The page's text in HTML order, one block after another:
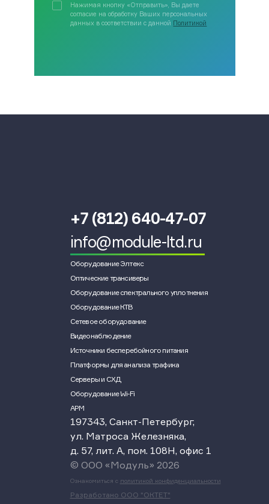
Нажимая кнопку «Отправить», Вы даете
согласие на обработку Ваших персональных
данных в соответствии с данной Политикой
+7 (812) 640-47-07
info@module-ltd.ru
Оборудование Элтекс
Оптические трансиверы
Оборудование спектрального уплотнения
Оборудование КТВ
Сетевое оборудование
Видеонаблюдение
Источники бесперебойного питания
Платформы для анализа трафика
Серверы и СХД
Оборудование Wi-Fi
АРМ
197343, Санкт-Петербург,
ул. Матроса Железняка,
д. 57, лит. А, пом. 108Н, офис 1
© ООО «Модуль» 2026
Ознакомиться с политикой конфиденциальности
Разработано ООО "ОКТЕТ"